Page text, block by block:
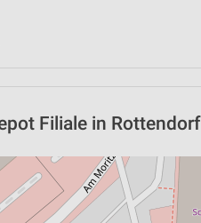
Filiale in Rottendorf